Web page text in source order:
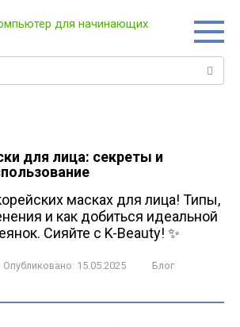
для лица: секреты и
масках для лица! Типы,
и как добиться идеальной
Сияйте с K-Beauty! ✨
Опубликовано: 15.05.2025
Блог